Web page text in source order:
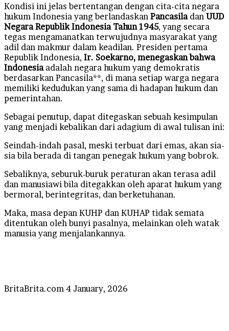
Kondisi ini jelas bertentangan dengan cita-cita negara
hukum Indonesia yang berlandaskan Pancasila dan UUD
Negara Republik Indonesia Tahun 1945, yang secara
tegas mengamanatkan terwujudnya masyarakat yang
adil dan makmur dalam keadilan. Presiden pertama
Republik Indonesia, Ir. Soekarno, menegaskan bahwa
Indonesiaadalah negara hukum yang demokratis
berdasarkan Pancasila**, di mana setiap warga negara
memiliki kedudukan yang sama di hadapan hukum dan
pemerintahan.
Sebagai penutup, dapat ditegaskan sebuah kesimpulan
yang menjadi kebalikan dari adagium di awal tulisan ini:
Seindah-indah pasal, meski terbuat dari emas, akan sia-
sia bila berada di tangan penegak hukum yang bobrok.
Sebaliknya, seburuk-buruk peraturan akan terasa adil
dan manusiawi bila ditegakkan oleh aparat hukum yang
bermoral, berintegritas, dan berketuhanan.
Maka, masa depan KUHP dan KUHAP tidak semata
ditentukan oleh bunyi pasalnya, melainkan oleh watak
manusia yang menjalankannya.
BritaBrita.com Send
4 January, 2026